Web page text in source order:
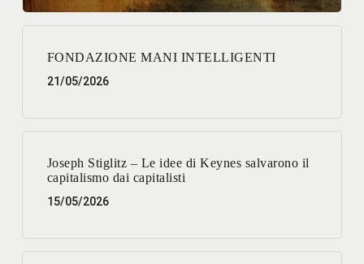
FONDAZIONE MANI INTELLIGENTI
21/05/2026
Joseph Stiglitz – Le idee di Keynes salvarono il
capitalismo dai capitalisti
15/05/2026